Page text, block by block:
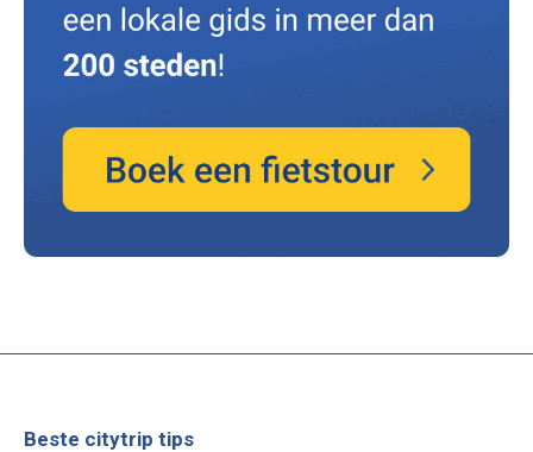
Beste citytrip tips